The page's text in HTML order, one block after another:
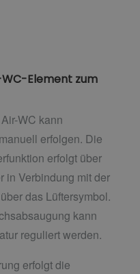
erfolgt über
Verbindung mit der
das Lüftersymbol.
kann
reguliert werden.
erfolgt die
über
Zero Lumo
Air-WC-Element.
und schaltet